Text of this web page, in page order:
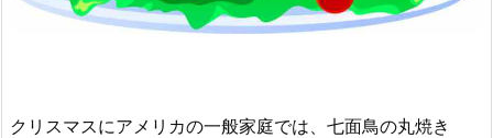
クリスマスにアメリカの一般家庭では、七面鳥の丸焼き